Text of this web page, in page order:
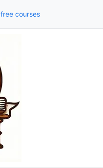
free courses